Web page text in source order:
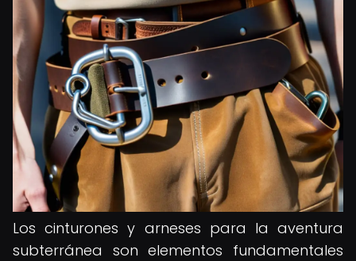
Los cinturones y arneses para la aventura
subterránea son elementos fundamentales